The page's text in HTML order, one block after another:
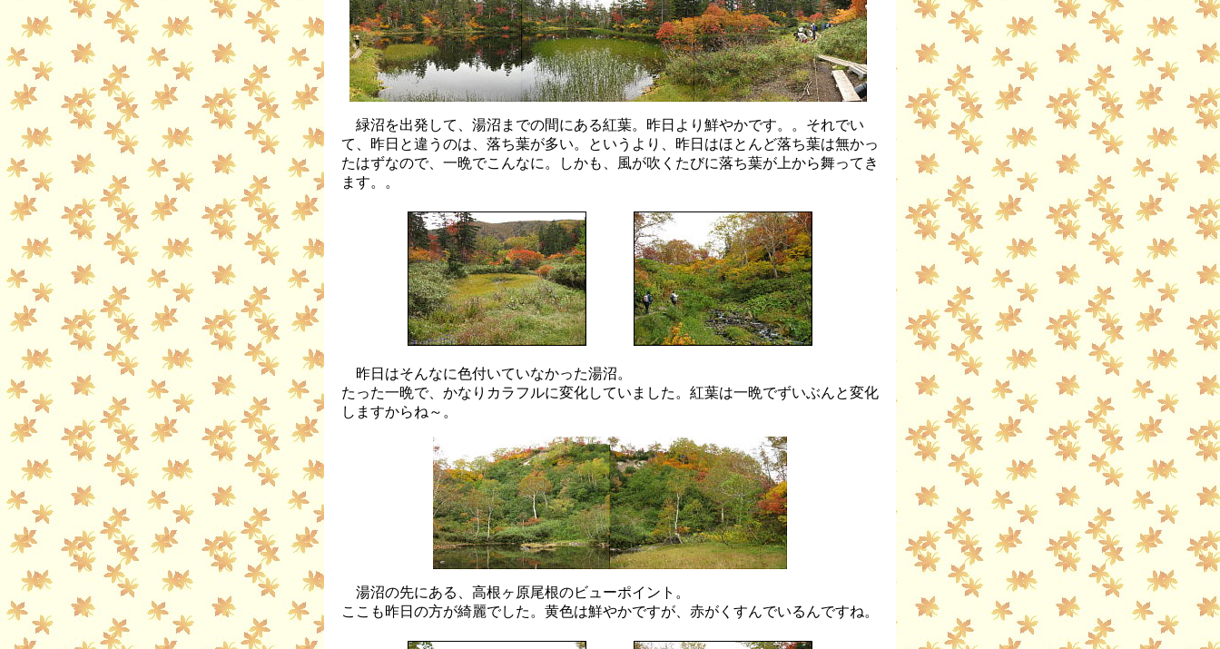
緑沼を出発して、湯沼までの間にある紅葉。昨日より鮮やかです。。それでい
て、昨日と違うのは、落ち葉が多い。というより、昨日はほとんど落ち葉は無かっ
たはずなので、一晩でこんなに。しかも、風が吹くたびに落ち葉が上から舞ってき
ます。。
昨日はそんなに色付いていなかった湯沼。
たった一晩で、かなりカラフルに変化していました。紅葉は一晩でずいぶんと変化
しますからね～。
湯沼の先にある、高根ヶ原尾根のビューポイント。
ここも昨日の方が綺麗でした。黄色は鮮やかですが、赤がくすんでいるんですね。